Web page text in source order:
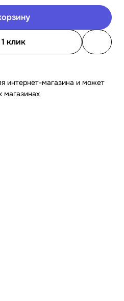
клик
интернет-магазина и может
магазинах